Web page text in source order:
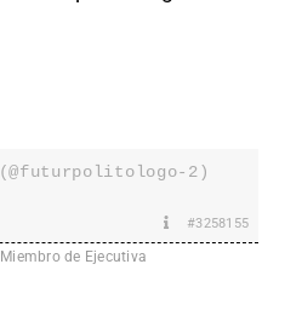
(@futurpolitologo-2)
#3258155
Miembro de Ejecutiva